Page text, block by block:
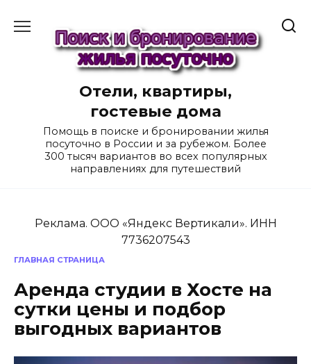
содержанию
Отели, квартиры,
гостевые дома
Помощь в поиске и бронировании жилья
посуточно в России и за рубежом. Более
300 тысяч вариантов во всех популярных
направлениях для путешествий
Реклама. ООО «Яндекс Вертикали». ИНН
7736207543
ГЛАВНАЯ СТРАНИЦА
Аренда студии в Хосте на
сутки цены и подбор
выгодных вариантов